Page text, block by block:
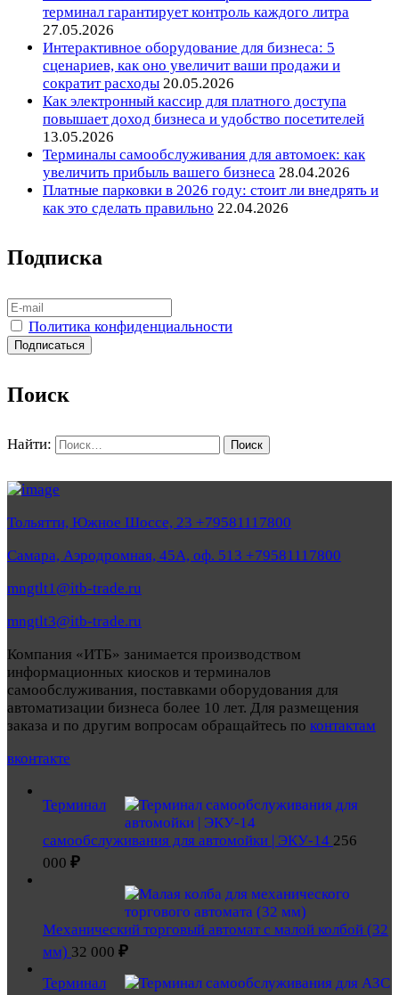
терминал гарантирует контроль каждого литра
27.05.2026
Интерактивное оборудование для бизнеса: 5
сценариев, как оно увеличит ваши продажи и
сократит расходы 20.05.2026
Как электронный кассир для платного доступа
повышает доход бизнеса и удобство посетителей
13.05.2026
Терминалы самообслуживания для автомоек: как
увеличить прибыль вашего бизнеса 28.04.2026
Платные парковки в 2026 году: стоит ли внедрять и
как это сделать правильно 22.04.2026
Подписка
Политика конфиденциальности
Поиск
Найти:
Тольятти, Южное Шоссе, 23 +79581117800
Самара, Аэродромная, 45А, оф. 513 +79581117800
mngtlt1@itb-trade.ru
mngtlt3@itb-trade.ru
Компания «ИТБ» занимается производством
информационных киосков и терминалов
самообслуживания, поставками оборудования для
автоматизации бизнеса более 10 лет. Для размещения
заказа и по другим вопросам обращайтесь по контактам
вконтакте
Терминал
самообслуживания для автомойки | ЭКУ-14 256
000 ₽
Механический торговый автомат с малой колбой (32
мм) 32 000 ₽
Терминал